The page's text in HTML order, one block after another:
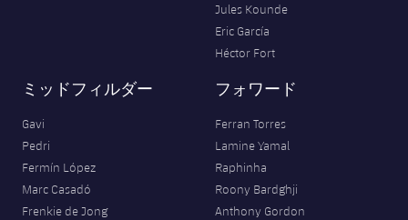
Jules Kounde
Eric García
Héctor Fort
ミッドフィルダー
Gavi
Pedri
Fermín López
Marc Casadó
Frenkie de Jong
フォワード
Ferran Torres
Lamine Yamal
Raphinha
Roony Bardghji
Anthony Gordon